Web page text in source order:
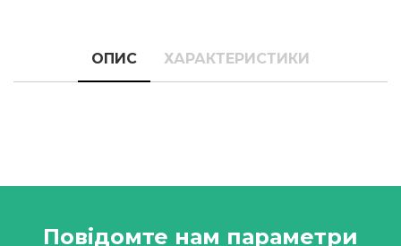
ОПИС ХАРАКТЕРИСТИКИ
Повідомте нам параметри